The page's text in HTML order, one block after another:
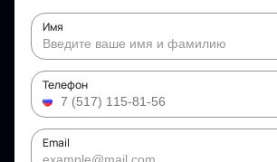
Имя
Телефон
Email